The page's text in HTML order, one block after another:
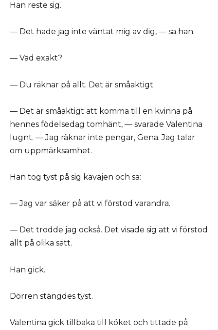
Han reste sig.
— Det hade jag inte väntat mig av dig, — sa han.
— Vad exakt?
— Du räknar på allt. Det är småaktigt.
— Det är småaktigt att komma till en kvinna på
hennes födelsedag tomhänt, — svarade Valentina
lugnt. — Jag räknar inte pengar, Gena. Jag talar
om uppmärksamhet.
Han tog tyst på sig kavajen och sa:
— Jag var säker på att vi förstod varandra.
— Det trodde jag också. Det visade sig att vi förstod
allt på olika sätt.
Han gick.
Dörren stängdes tyst.
Valentina gick tillbaka till köket och tittade på